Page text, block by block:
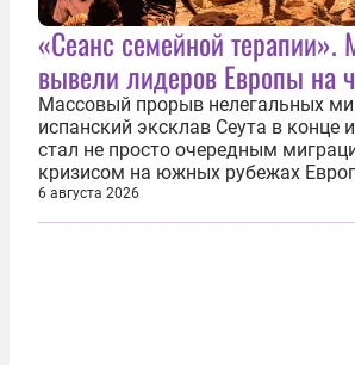
«Сеанс семейной терапии».
вывели лидеров Европы на
Массовый прорыв нелегальных
испанский эксклав Сеута в конце
стал не просто очередным
кризисом на южных рубежах
фундаментальный раскол внутри
продемонстрировав, что
6 августа 2026